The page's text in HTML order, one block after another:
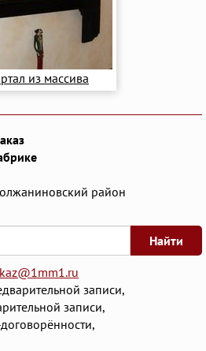
из массива
район
Найти
записи,
записи,